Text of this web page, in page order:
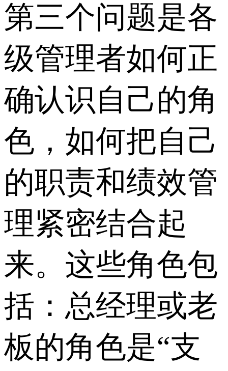
第三个问题是各
级管理者如何正
确认识自己的角
色，如何把自己
的职责和绩效管
理紧密结合起
来。这些角色包
括：总经理或老
板的角色是“支